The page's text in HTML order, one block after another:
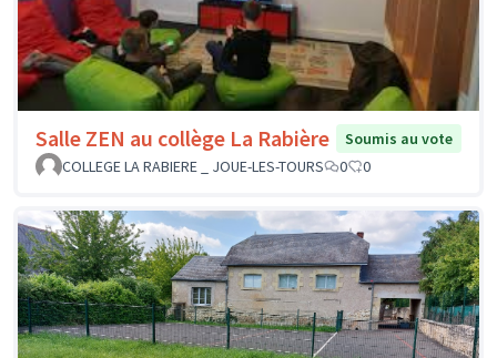
Salle ZEN au collège La Rabière
Soumis au vote
COLLEGE LA RABIERE _ JOUE-LES-TOURS
0 0